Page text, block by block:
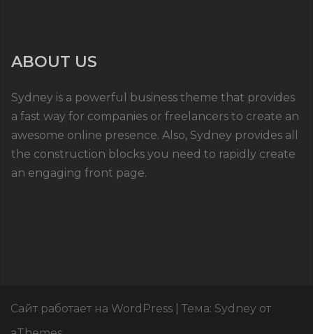
ABOUT US
Sydney is a powerful business theme that provides
a fast way for companies or freelancers to create an
awesome online presence. Also, Sydney provides all
the construction blocks you need to rapidly create
an engaging front page.
Сайт работает на WordPress Тема: Sydney от